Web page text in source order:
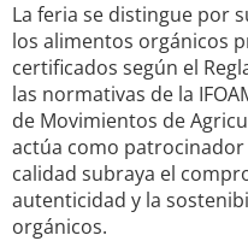
La feria se distingue por
los alimentos orgánicos
certificados según el
las normativas de la
de Movimientos de
actúa como patrocinador
calidad subraya el
autenticidad y la
orgánicos.